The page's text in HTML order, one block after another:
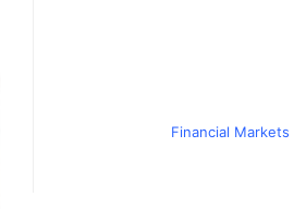
Financial Markets